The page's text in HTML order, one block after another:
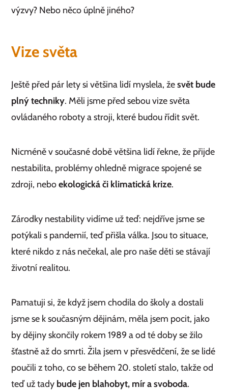
výzvy? Nebo něco úplně jiného?
Vize světa
Ještě před pár lety si většina lidí myslela, žesvět bude
plný techniky. Měli jsme před sebou vize světa
ovládaného roboty a stroji, které budou řídit svět.
Nicméně v současné době většina lidí řekne, že přijde
nestabilita, problémy ohledně migrace spojené se
zdroji, neboekologická či klimatická krize.
Zárodky nestability vidíme už teď: nejdříve jsme se
potýkali s pandemií, teď přišla válka. Jsou to situace,
které nikdo z nás nečekal, ale pro naše děti se stávají
životní realitou.
Pamatuji si, že když jsem chodila do školy a dostali
jsme se k současným dějinám, měla jsem pocit, jako
by dějiny skončily rokem 1989 a od té doby se žilo
šťastně až do smrti. Žila jsem v přesvědčení, že se lidé
poučili z toho, co se během 20. století stalo, takže od
teď už tady bude jen blahobyt, mír a svoboda.